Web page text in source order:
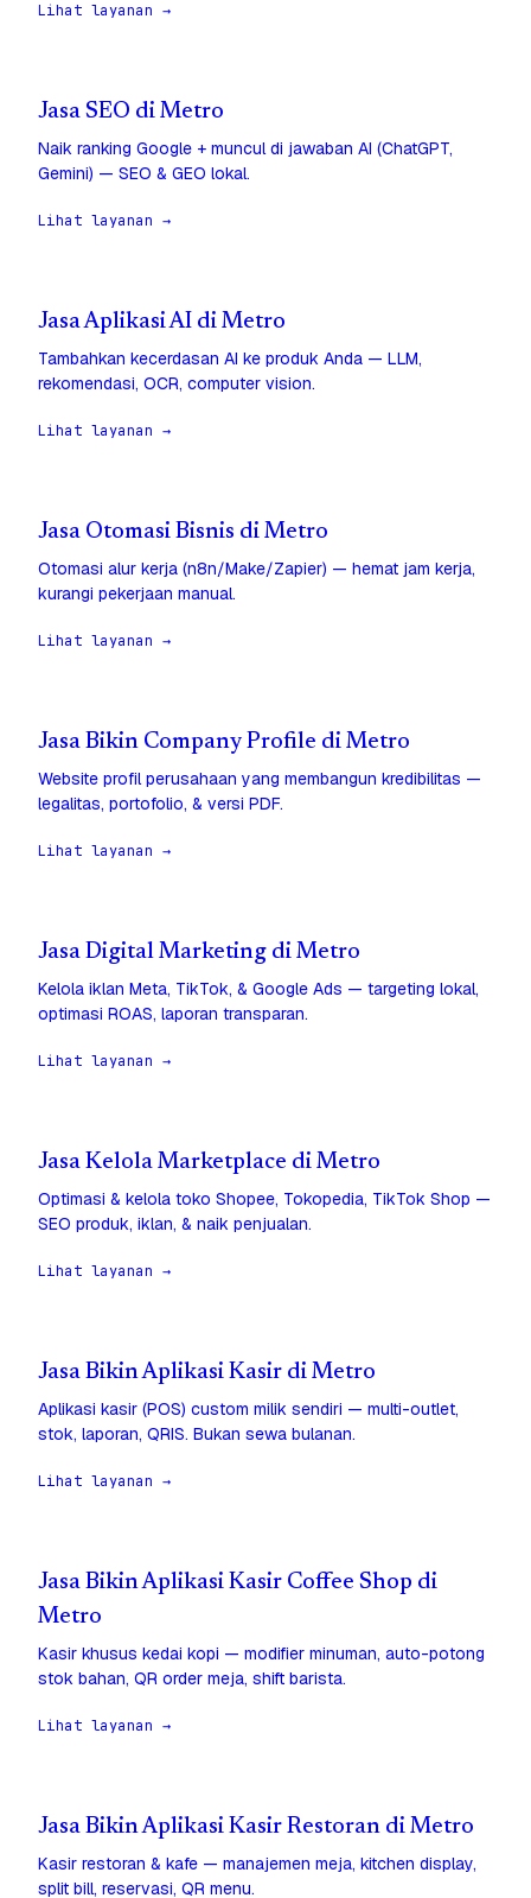
Lihat layanan →
Jasa SEO di Metro
Naik ranking Google + muncul di jawaban AI (ChatGPT,
Gemini) — SEO & GEO lokal.
Lihat layanan →
Jasa Aplikasi AI di Metro
Tambahkan kecerdasan AI ke produk Anda — LLM,
rekomendasi, OCR, computer vision.
Lihat layanan →
Jasa Otomasi Bisnis di Metro
Otomasi alur kerja (n8n/Make/Zapier) — hemat jam kerja,
kurangi pekerjaan manual.
Lihat layanan →
Jasa Bikin Company Profile di Metro
Website profil perusahaan yang membangun kredibilitas —
legalitas, portofolio, & versi PDF.
Lihat layanan →
Jasa Digital Marketing di Metro
Kelola iklan Meta, TikTok, & Google Ads — targeting lokal,
optimasi ROAS, laporan transparan.
Lihat layanan →
Jasa Kelola Marketplace di Metro
Optimasi & kelola toko Shopee, Tokopedia, TikTok Shop —
SEO produk, iklan, & naik penjualan.
Lihat layanan →
Jasa Bikin Aplikasi Kasir di Metro
Aplikasi kasir (POS) custom milik sendiri — multi-outlet,
stok, laporan, QRIS. Bukan sewa bulanan.
Lihat layanan →
Jasa Bikin Aplikasi Kasir Coffee Shop di
Metro
Kasir khusus kedai kopi — modifier minuman, auto-potong
stok bahan, QR order meja, shift barista.
Lihat layanan →
Jasa Bikin Aplikasi Kasir Restoran di Metro
Kasir restoran & kafe — manajemen meja, kitchen display,
split bill, reservasi, QR menu.